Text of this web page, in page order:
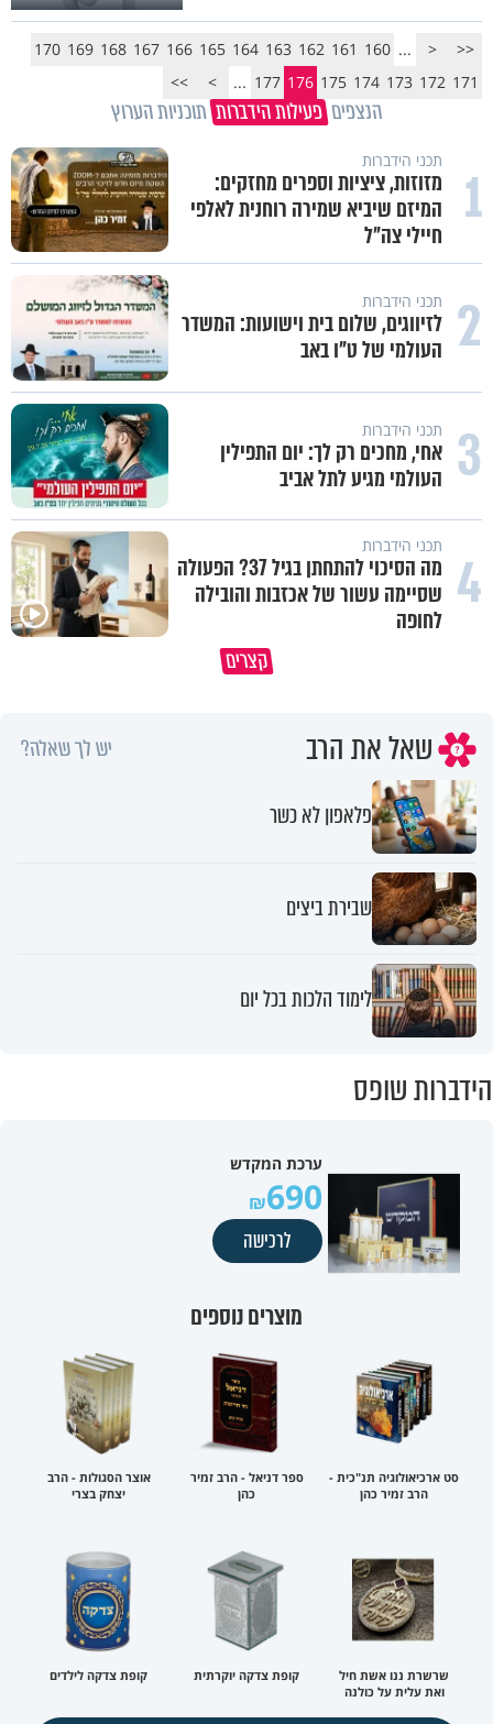
<<
<
...
160
161
162
163
164
165
166
167
168
169
170
171
172
173
174
175
176
177
...
>
>>
הנצפים פעילות הידברות תוכניות הערוץ
1 תכני הידברות
מזוזות, ציציות וספרים מחזקים:
המיזם שיביא שמירה רוחנית לאלפי
חיילי צה"ל
2 תכני הידברות
לזיווגים, שלום בית וישועות: המשדר
העולמי של ט"ו באב
3 תכני הידברות
אחי, מחכים רק לך: יום התפילין
העולמי מגיע לתל אביב
4 תכני הידברות
מה הסיכוי להתחתן בגיל 37? הפעולה
שסיימה עשור של אכזבות והובילה
לחופה
קצרים
שאל את הרב יש לך שאלה?
פלאפון לא כשר
שבירת ביצים
לימוד הלכות בכל יום
הידברות שופס
ערכת המקדש
690
לרכישה
מוצרים נוספים
סט ארכיאולוגיה תנ"כית -
הרב זמיר כהן
ספר דניאל - הרב זמיר
כהן
אוצר הסגולות - הרב
יצחק בצרי
שרשרת ננו אשת חיל
ואת עלית על כולנה
קופת צדקה יוקרתית קופת צדקה לילדים